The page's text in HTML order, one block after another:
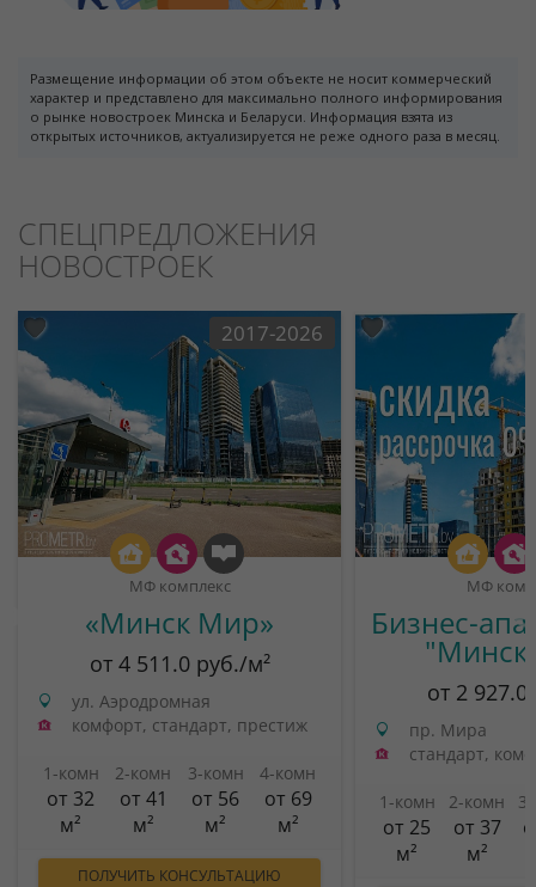
Размещение информации об этом объекте не носит коммерческий
характер и представлено для максимально полного информирования
о рынке новостроек Минска и Беларуси. Информация взята из
открытых источников, актуализируется не реже одного раза в месяц.
СПЕЦПРЕДЛОЖЕНИЯ
НОВОСТРОЕК
2017-2026
МФ комплекс
«Минск Мир»
от 4 511.0 руб./м²
ул. Аэродромная
комфорт, стандарт, престиж
1-комн
от 32
м²
2-комн
от 41
м²
3-комн
от 56
м²
4-комн
от 69
м²
ПОЛУЧИТЬ КОНСУЛЬТАЦИЮ
МФ
Бизнес-
от 2
пр. Мира
стандарт,
1-комн
от 25
м²
2-комн
от 37
м²